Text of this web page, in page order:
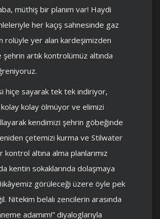
müthiş bir planım var! Haydi
her kaçış sahnesinde gaz
rolüyle yer alan kardeşimizden
artık kontrolümüz altında
hiçe sayarak tek tek indiriyor,
kolay ölmüyor ve elimizi
kendimizi şehrin göbeğinde
çetemizi kurma ve Stilwater
altına alma planlarımız
kentin sokaklarında dolaşmaya
görüleceği üzere öyle pek
Nitekim belalı zencilerin arasında
adamım!” diyaloglarıyla